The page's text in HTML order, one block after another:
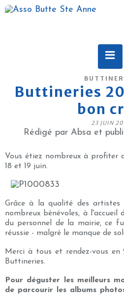
Buttineries
bon
23 JUIN
Rédigé par Absa et
Vous étiez nombreux à profiter
18 et 19 juin.
Grâce à la qualité des artistes
nombreux bénévoles, à l'accueil
du personnel de la mairie, ce
réussie - malgré le manque de
Merci à tous et rendez-vous en
Buttineries.
Pour déguster les meilleurs
de parcourir les albums